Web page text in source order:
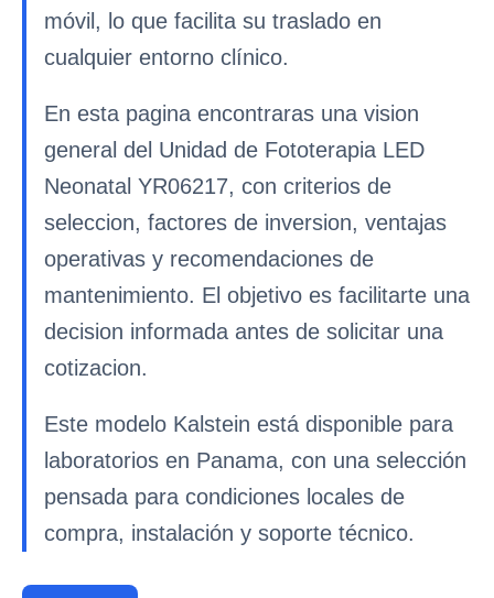
móvil, lo que facilita su traslado en
cualquier entorno clínico.
En esta pagina encontraras una vision
general del Unidad de Fototerapia LED
Neonatal YR06217, con criterios de
seleccion, factores de inversion, ventajas
operativas y recomendaciones de
mantenimiento. El objetivo es facilitarte una
decision informada antes de solicitar una
cotizacion.
Este modelo Kalstein está disponible para
laboratorios en Panama, con una selección
pensada para condiciones locales de
compra, instalación y soporte técnico.